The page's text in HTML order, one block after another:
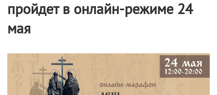
пройдет в онлайн-режиме 24
мая